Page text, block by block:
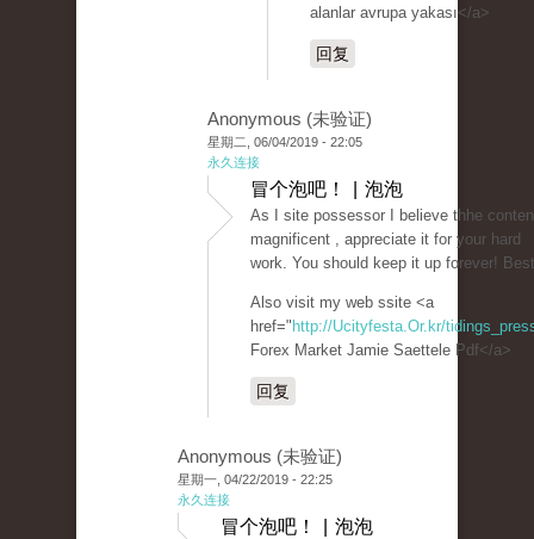
alanlar avrupa yakası</a>
回复
Anonymous (未验证)
星期二, 06/04/2019 - 22:05
永久连接
冒个泡吧！ | 泡泡
As I site possessor I believe thhe
magnificent , appreciate it for your hard
work. You should keep it up forever!
Also visit my web ssite <a
href=" http://Ucityfesta.Or.kr/
Forex Market Jamie Saettele Pdf</a>
回复
Anonymous (未验证)
星期一, 04/22/2019 - 22:25
永久连接
冒个泡吧！ | 泡泡